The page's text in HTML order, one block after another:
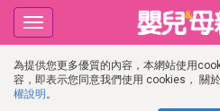
為提供您更多優質的內容，本網站使用
容，即表示您同意我們使用 cookies， 關
權說明 。
Toggle
navigation